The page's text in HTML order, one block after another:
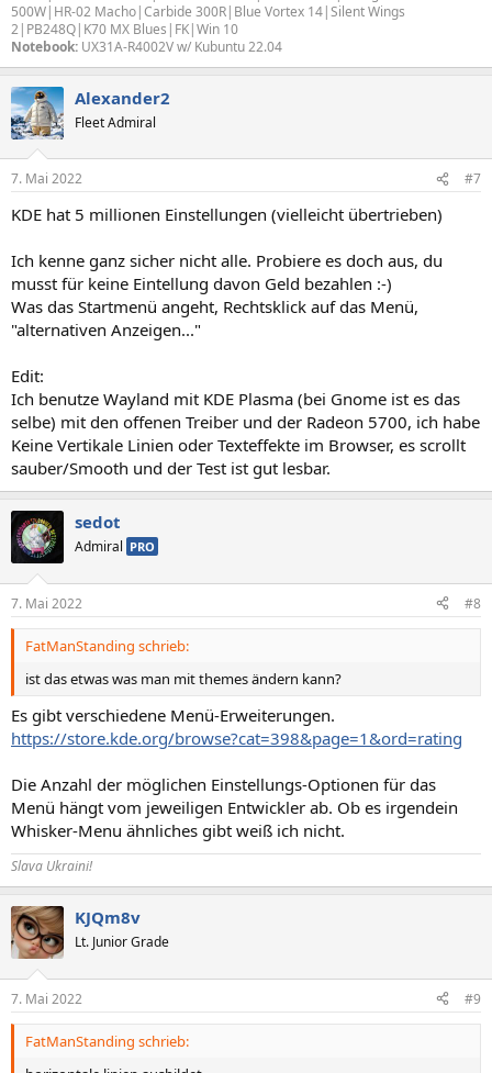
500W|HR-02 Macho|Carbide 300R|Blue Vortex 14|Silent Wings
2|PB248Q|K70 MX Blues|FK|Win 10
Notebook: UX31A-R4002V w/ Kubuntu 22.04
Alexander2
Fleet Admiral
7. Mai 2022 #7
KDE hat 5 millionen Einstellungen (vielleicht übertrieben)
Ich kenne ganz sicher nicht alle. Probiere es doch aus, du
musst für keine Eintellung davon Geld bezahlen :-)
Was das Startmenü angeht, Rechtsklick auf das Menü,
"alternativen Anzeigen..."
Edit:
Ich benutze Wayland mit KDE Plasma (bei Gnome ist es das
selbe) mit den offenen Treiber und der Radeon 5700, ich habe
Keine Vertikale Linien oder Texteffekte im Browser, es scrollt
sauber/Smooth und der Test ist gut lesbar.
sedot
Admiral PRO
7. Mai 2022 #8
FatManStanding schrieb:
ist das etwas was man mit themes ändern kann?
Es gibt verschiedene Menü-Erweiterungen.
https://store.kde.org/browse?cat=398&page=1&ord=rating
Die Anzahl der möglichen Einstellungs-Optionen für das
Menü hängt vom jeweiligen Entwickler ab. Ob es irgendein
Whisker-Menu ähnliches gibt weiß ich nicht.
Slava Ukraini!
KJQm8v
Lt. Junior Grade
7. Mai 2022 #9
FatManStanding schrieb: